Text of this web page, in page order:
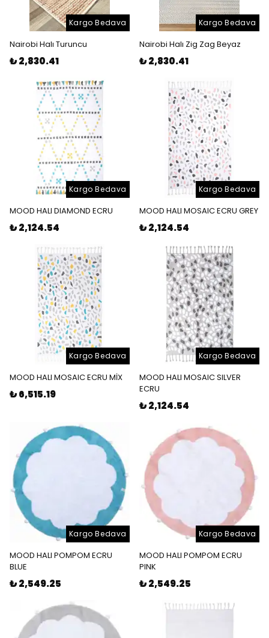
Kargo Bedava
Nairobi Halı Turuncu
₺ 2,830.41
Kargo Bedava
Nairobi Halı Zig Zag Beyaz
₺ 2,830.41
Kargo Bedava
MOOD HALI DIAMOND ECRU
₺ 2,124.54
Kargo Bedava
MOOD HALI MOSAIC ECRU GREY
₺ 2,124.54
Kargo Bedava
MOOD HALI MOSAIC ECRU MİX
₺ 6,515.19
Kargo Bedava
MOOD HALI MOSAIC SILVER
ECRU
₺ 2,124.54
Kargo Bedava
MOOD HALI POMPOM ECRU
BLUE
₺ 2,549.25
Kargo Bedava
MOOD HALI POMPOM ECRU
PINK
₺ 2,549.25